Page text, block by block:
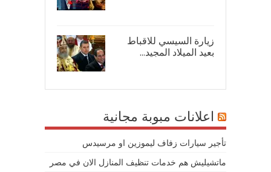
زيارة السيسي للاقباط
بعيد الميلاد المجيد...
اعلانات مبوبة مجانية
تأجير سيارات زفاف ليموزين او مرسيدس
ماتشيليش هم خدمات تنظيف المنازل الان في مصر